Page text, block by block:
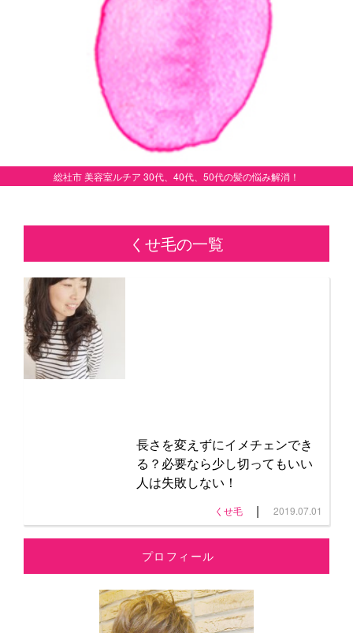
総社市 美容室ルチア 30代、40代、50代の髪の悩み解消！
くせ毛の一覧
長さを変えずにイメチェンでき
る？必要なら少し切ってもいい
人は失敗しない！
くせ毛 | 2019.07.01
プロフィール